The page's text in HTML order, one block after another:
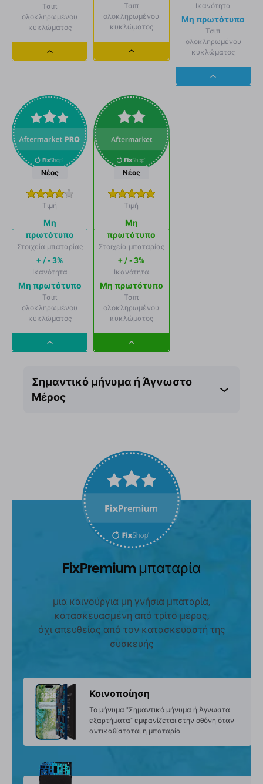
Τσιπ
ολοκληρωμένου
κυκλώματος
Dropdown
Τσιπ
ολοκληρωμένου
κυκλώματος
Dropdown
Ικανότητα
Μη πρωτότυπο
Τσιπ
ολοκληρωμένου
κυκλώματος
Dropdown
Νέος
Τιμή
Μη
πρωτότυπο
Στοιχεία μπαταρίας
+ / - 3%
Ικανότητα
Μη πρωτότυπο
Τσιπ
ολοκληρωμένου
κυκλώματος
Dropdown
Νέος
Τιμή
Μη
πρωτότυπο
Στοιχεία μπαταρίας
+ / - 3%
Ικανότητα
Μη πρωτότυπο
Τσιπ
ολοκληρωμένου
κυκλώματος
Dropdown
Σημαντικό μήνυμα ή Άγνωστο
Μέρος
FixPremium μπαταρία
μια καινούργια μη γνήσια μπαταρία,
κατασκευασμένη από τρίτο μέρος,
όχι απευθείας από τον κατασκευαστή της
συσκευής
Κοινοποίηση
Το μήνυμα "Σημαντικό μήνυμα ή Άγνωστα
εξαρτήματα" εμφανίζεται στην οθόνη όταν
αντικαθίσταται η μπαταρία